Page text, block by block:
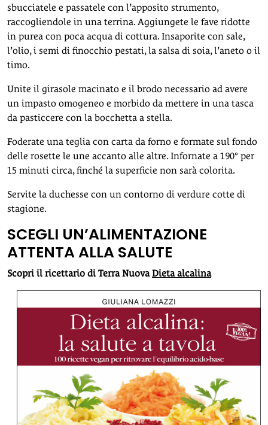
sbucciatele e passatele con l’apposito strumento,
raccogliendole in una terrina. Aggiungete le fave ridotte
in purea con poca acqua di cottura. Insaporite con sale,
l’olio, i semi di finocchio pestati, la salsa di soia, l’aneto o il
timo.
Unite il girasole macinato e il brodo necessario ad avere
un impasto omogeneo e morbido da mettere in una tasca
da pasticcere con la bocchetta a stella.
Foderate una teglia con carta da forno e formate sul fondo
delle rosette le une accanto alle altre. Infornate a 190° per
15 minuti circa, finché la superficie non sarà colorita.
Servite la duchesse con un contorno di verdure cotte di
stagione.
SCEGLI UN’ALIMENTAZIONE
ATTENTA ALLA SALUTE
Scopri il ricettario di Terra NuovaDieta alcalina